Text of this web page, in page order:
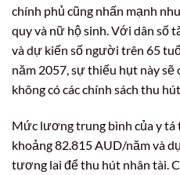
chính phủ cũng nhấn mạnh
quy và nữ hộ sinh. Với dân số
và dự kiến số người trên 65
năm 2057, sự thiếu hụt này
không có các chính sách thu
Mức lương trung bình của y tá
khoảng 82.815 AUD/năm và
tương lai để thu hút nhân tài.